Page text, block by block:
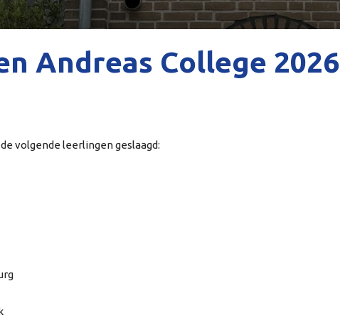
Andreas College 2026
volgende leerlingen geslaagd: